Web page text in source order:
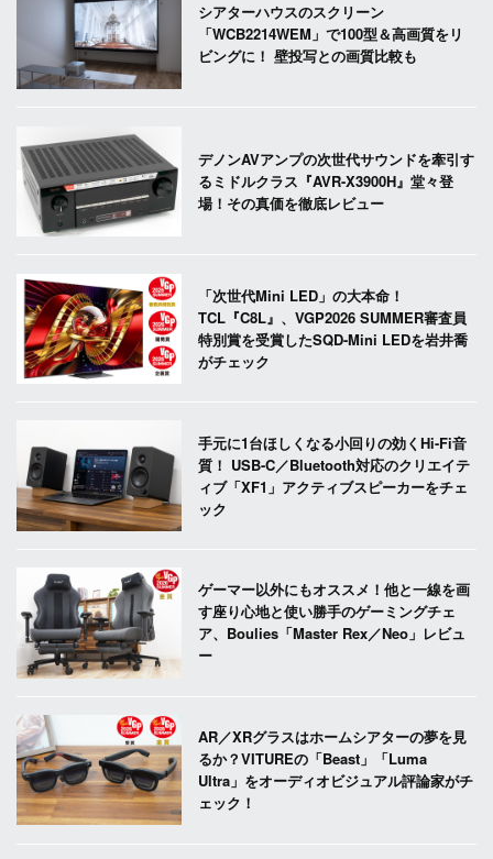
シアターハウスのスクリーン
「WCB2214WEM」で100型＆高画質をリ
ビングに！ 壁投写との画質比較も
デノンAVアンプの次世代サウンドを牽引す
るミドルクラス『AVR-X3900H』堂々登
場！その真価を徹底レビュー
「次世代Mini LED」の大本命！
TCL『C8L』、VGP2026 SUMMER審査員
特別賞を受賞したSQD-Mini LEDを岩井喬
がチェック
手元に1台ほしくなる小回りの効くHi-Fi音
質！ USB-C／Bluetooth対応のクリエイテ
ィブ「XF1」アクティブスピーカーをチェ
ック
ゲーマー以外にもオススメ！他と一線を画
す座り心地と使い勝手のゲーミングチェ
ア、Boulies「Master Rex／Neo」レビュ
ー
AR／XRグラスはホームシアターの夢を見
るか？VITUREの「Beast」「Luma
Ultra」をオーディオビジュアル評論家がチ
ェック！